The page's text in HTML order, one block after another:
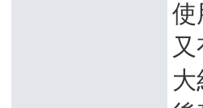
使